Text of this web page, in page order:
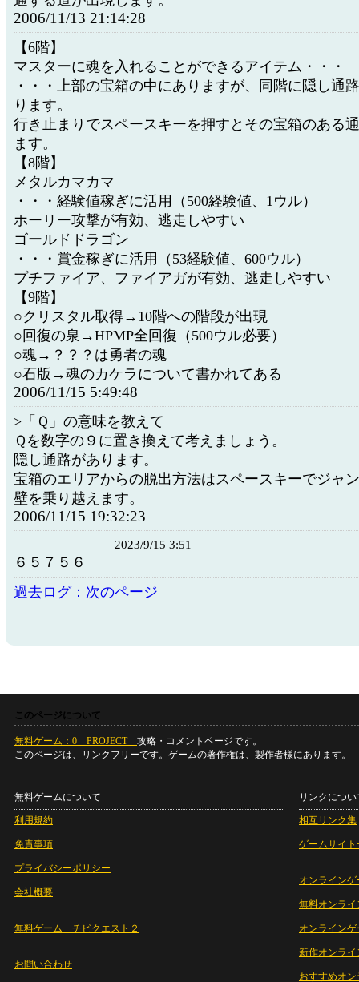
2006/11/13 21:14:28
【6階】
マスターに魂を入れることができるアイテム・・・
・・・上部の宝箱の中にありますが、同階に隠し通
ります。
行き止まりでスペースキーを押すとその宝箱のある
ます。
【8階】
メタルカマカマ
・・・経験値稼ぎに活用（500経験値、1ウル）
ホーリー攻撃が有効、逃走しやすい
ゴールドドラゴン
・・・賞金稼ぎに活用（53経験値、600ウル）
プチファイア、ファイアガが有効、逃走しやすい
【9階】
○クリスタル取得→10階への階段が出現
○回復の泉→HPMP全回復（500ウル必要）
○魂→？？？は勇者の魂
○石版→魂のカケラについて書かれてある
2006/11/15 5:49:48
>「Ｑ」の意味を教えて
Ｑを数字の９に置き換えて考えましょう。
隠し通路があります。
宝箱のエリアからの脱出方法はスペースキーでジャ
壁を乗り越えます。
2006/11/15 19:32:23
2023/9/15 3:51
６５７５６
過去ログ：次のページ
このページについて
無料ゲーム：0 PROJECT 攻略・コメントページです。
このページは、リンクフリーです。ゲームの著作権は、製作者様にあります。
無料ゲームについて
利用規約
免責事項
プライバシーポリシー
会社概要
無料ゲーム チビクエスト２
お問い合わせ
リンクについ
相互リンク集
ゲームサイト
オンラインゲ
無料オンライ
オンライン
新作オンライ
おすすめオ